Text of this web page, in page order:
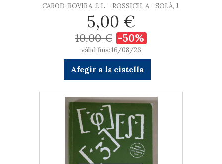
CAROD-ROVIRA, J. L. - ROSSICH, A - SOLÀ, J.
5,00 €
10,00 € -50%
vàlid fins: 16/08/26
Afegir a la cistella